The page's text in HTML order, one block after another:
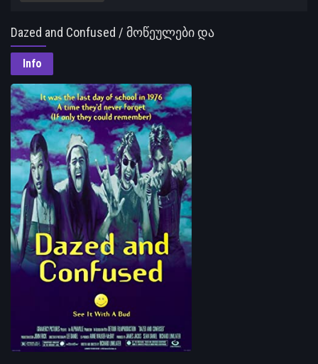
Dazed and Confused / მოწეულები და
აფორიაქებულები
Info